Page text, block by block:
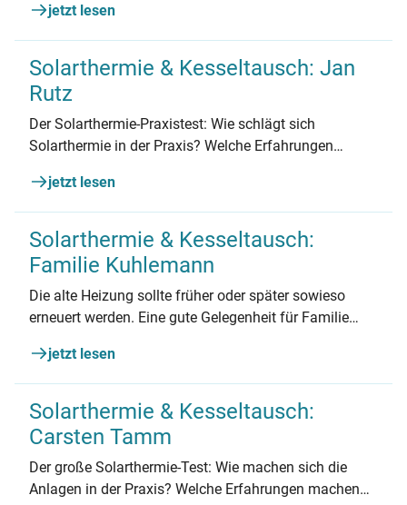
von Paradigma nachgerüstet. Hier berichtet er über
seine Erfahrungen.
jetzt lesen
Solarthermie & Kesseltausch: Jan
Rutz
Der Solarthermie-Praxistest: Wie schlägt sich
Solarthermie in der Praxis? Welche Erfahrungen
Mecklenburg-Vorpommern berichtet.
jetzt lesen
Solarthermie & Kesseltausch:
Familie Kuhlemann
Die alte Heizung sollte früher oder später sowieso
erneuert werden. Eine gute Gelegenheit für Familie
auf Solarthermie umzurüsten und die kostenlose
Energie der Sonne zu nutzen.
jetzt lesen
Solarthermie & Kesseltausch:
Carsten Tamm
Der große Solarthermie-Test: Wie machen sich die
Anlagen in der Praxis? Welche Erfahrungen machen